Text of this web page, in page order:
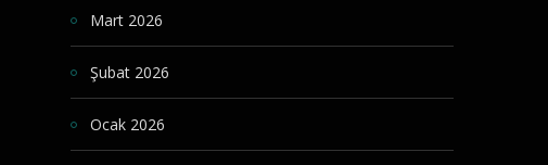
Mart 2026
Şubat 2026
Ocak 2026